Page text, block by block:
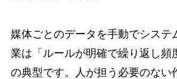
媒体ごとのデータを手動でシステ
業は「ルールが明確で繰り返し頻
の典型です。人が担う必要のない